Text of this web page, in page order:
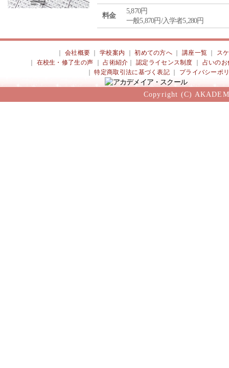
料金
5,870円
一般5,870円/入学者5,280円
会社概要 ｜学校案内 ｜初めての方へ 講座一覧
ス
在校生・修了生の声 ｜占術紹介 ｜認定ライセンス制度
占いのお
｜特定商取引法に基づく表記 プライバシーポ
Copyright (C)